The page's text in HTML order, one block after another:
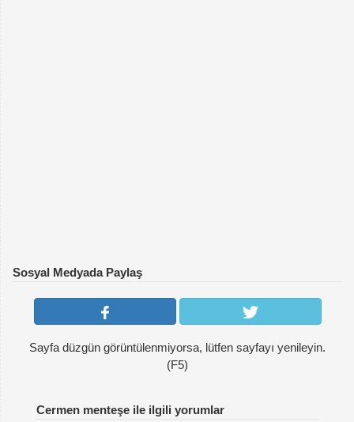
Sosyal Medyada Paylaş
Sayfa düzgün görüntülenmiyorsa, lütfen sayfayı yenileyin.
(F5)
Cermen menteşe ile ilgili yorumlar